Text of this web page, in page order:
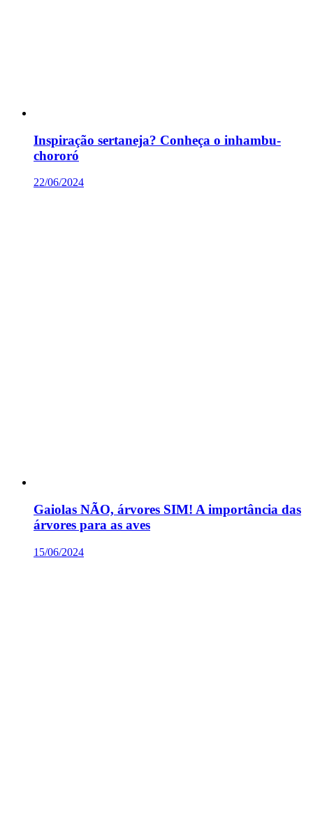
Inspiração sertaneja? Conheça o inhambu-
chororó
22/06/2024
Gaiolas NÃO, árvores SIM! A importância das
árvores para as aves
15/06/2024